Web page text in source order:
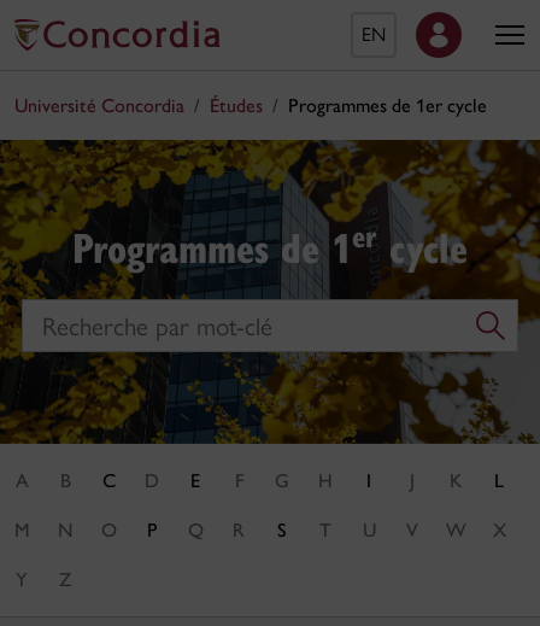
EN
Université Concordia Études Programmes de 1er cycle
Programmes de 1ercycle
Search
A B C D E F G H I J K L
M N O P Q R S T U V W X
Y Z